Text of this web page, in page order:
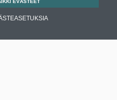
EVÄSTEET